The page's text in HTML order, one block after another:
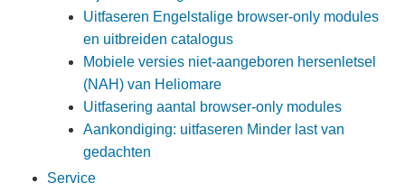
Uitfaseren Engelstalige browser-only modules
en uitbreiden catalogus
Mobiele versies niet-aangeboren hersenletsel
(NAH) van Heliomare
Uitfasering aantal browser-only modules
Aankondiging: uitfaseren Minder last van
gedachten
Service